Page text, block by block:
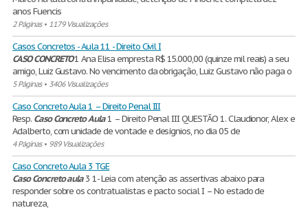
anos Fuencis
2 Páginas• 1179 Visualizações
Casos Concretos - Aula 11 - Direito Civil I
CASOCONCRETO1 Ana Elisa empresta R$ 15.000,00 (quinze mil reais) a seu
amigo, Luiz Gustavo. No vencimento da obrigação, Luiz Gustavo não paga o
5 Páginas• 3406 Visualizações
Caso Concreto Aula 1 – Direito Penal III
Resp. Caso ConcretoAula1 – Direito Penal III QUESTÃO 1. Claudionor, Alex e
Adalberto, com unidade de vontade e desígnios, no dia 05 de
4 Páginas• 989 Visualizações
Caso Concreto Aula 3 TGE
Caso Concretoaula3 1- Leia com atenção as assertivas abaixo para
responder sobre os contratualistas e pacto social I – No estado de
natureza,